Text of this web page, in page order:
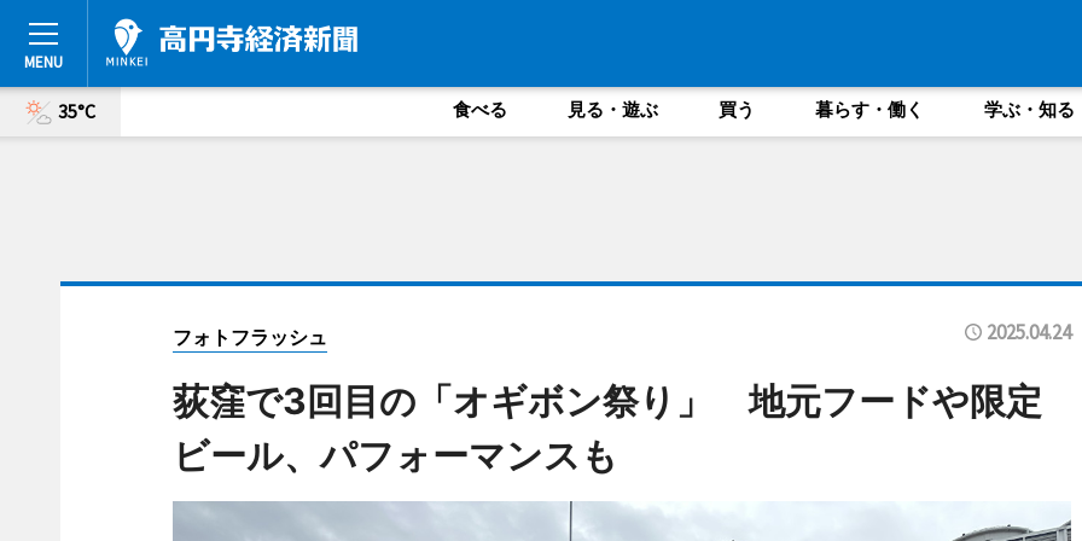
35°C 食べる 見る・遊ぶ 買う 暮らす・働く 学ぶ・知る
フォトフラッシュ 2025.04.24
荻窪で3回目の「オギボン祭り」 地元フードや限定
ビール、パフォーマンスも